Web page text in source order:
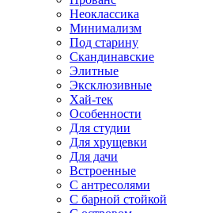
Неоклассика
Минимализм
Под старину
Скандинавские
Элитные
Эксклюзивные
Хай-тек
Особенности
Для студии
Для хрущевки
Для дачи
Встроенные
С антресолями
С барной стойкой